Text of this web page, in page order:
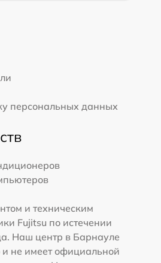
персональных данных
и техническим
Fujitsu по истечении
Наш центр в Барнауле
и не имеет официальной